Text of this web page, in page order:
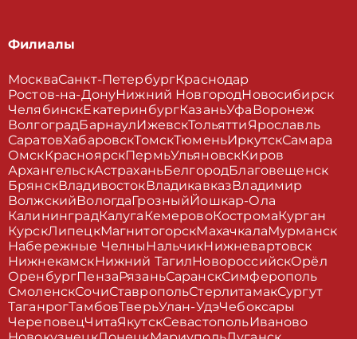
Филиалы
МоскваСанкт-ПетербургКраснодар
Ростов-на-ДонуНижний НовгородНовосибирск
ЧелябинскЕкатеринбургКазаньУфаВоронеж
ВолгоградБарнаулИжевскТольяттиЯрославль
СаратовХабаровскТомскТюменьИркутскСамара
ОмскКрасноярскПермьУльяновскКиров
АрхангельскАстраханьБелгородБлаговещенск
БрянскВладивостокВладикавказВладимир
ВолжскийВологдаГрозныйЙошкар-Ола
КалининградКалугаКемеровоКостромаКурган
КурскЛипецкМагнитогорскМахачкалаМурманск
Набережные ЧелныНальчикНижневартовск
НижнекамскНижний ТагилНовороссийскОрёл
ОренбургПензаРязаньСаранскСимферополь
СмоленскСочиСтавропольСтерлитамакСургут
ТаганрогТамбовТверьУлан-УдэЧебоксары
ЧереповецЧитаЯкутскСевастопольИваново